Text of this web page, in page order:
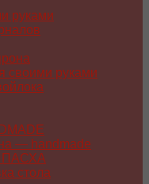
руками
своими руками
— handmade
ПАСХA
стола